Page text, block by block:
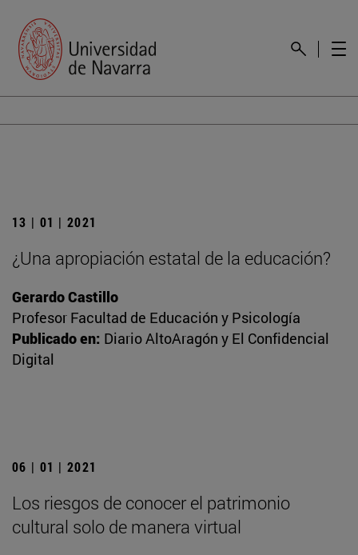
13 | 01 | 2021
¿Una apropiación estatal de la educación?
Gerardo Castillo
Profesor Facultad de Educación y Psicología
Publicado en: Diario AltoAragón y El Confidencial
Digital
06 | 01 | 2021
Los riesgos de conocer el patrimonio
cultural solo de manera virtual